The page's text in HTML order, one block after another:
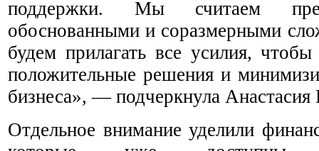
поддержки. Мы считаем
обоснованными и соразмерными
будем прилагать все усилия,
положительные решения и
бизнеса», — подчеркнула Анастасия
Отдельное внимание уделили